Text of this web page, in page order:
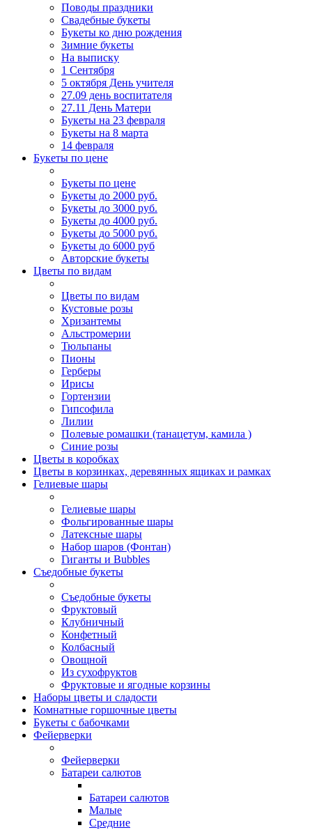
Поводы праздники
Свадебные букеты
Букеты ко дню рождения
Зимние букеты
На выписку
1 Сентября
5 октября День учителя
27.09 день воспитателя
27.11 День Матери
Букеты на 23 февраля
Букеты на 8 марта
14 февраля
Букеты по цене
Букеты по цене
Букеты до 2000 руб.
Букеты до 3000 руб.
Букеты до 4000 руб.
Букеты до 5000 руб.
Букеты до 6000 руб
Авторские букеты
Цветы по видам
Цветы по видам
Кустовые розы
Хризантемы
Альстромерии
Тюльпаны
Пионы
Герберы
Ирисы
Гортензии
Гипсофила
Лилии
Полевые ромашки (танацетум, камила )
Синие розы
Цветы в коробках
Цветы в корзинках, деревянных ящиках и рамках
Гелиевые шары
Гелиевые шары
Фольгированные шары
Латексные шары
Набор шаров (Фонтан)
Гиганты и Bubbles
Съедобные букеты
Съедобные букеты
Фруктовый
Клубничный
Конфетный
Колбасный
Овощной
Из сухофруктов
Фруктовые и ягодные корзины
Наборы цветы и сладости
Комнатные горшочные цветы
Букеты с бабочками
Фейерверки
Фейерверки
Батареи салютов
Батареи салютов
Малые
Средние